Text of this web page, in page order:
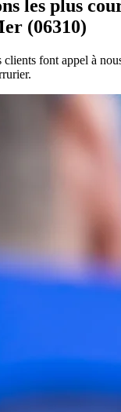
les plus
(06310)
font appel à